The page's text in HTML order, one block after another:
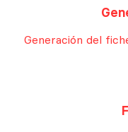
Generación del